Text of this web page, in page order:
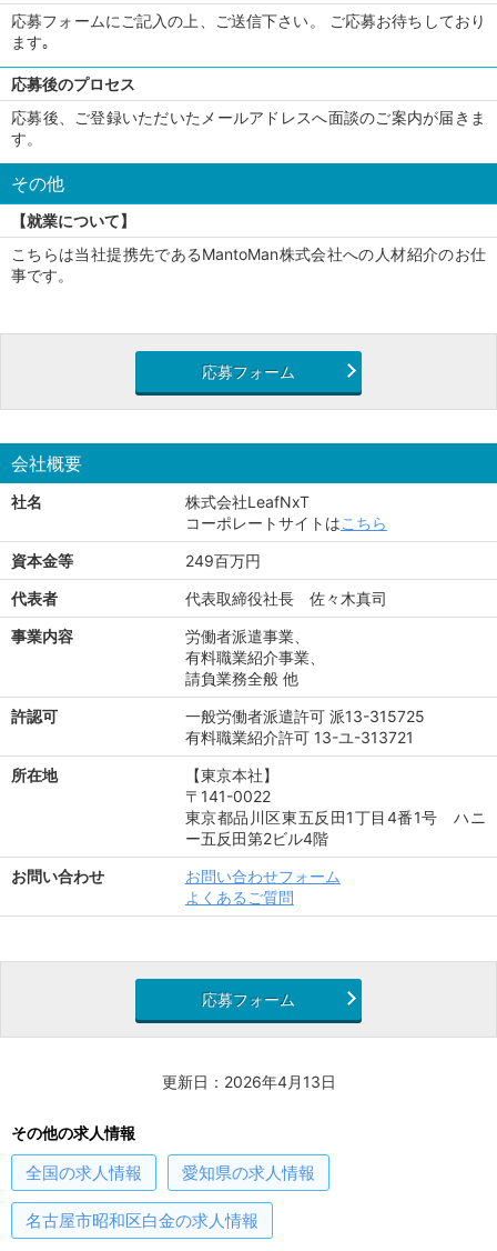
応募フォームにご記入の上、ご送信下さい。 ご応募お待ちしており
ます｡
応募後のプロセス
応募後、ご登録いただいたメールアドレスへ面談のご案内が届きま
す。
その他
【就業について】
こちらは当社提携先であるMantoMan株式会社への人材紹介のお仕
事です。
応募フォーム
会社概要
社名
株式会社LeafNxT
コーポレートサイトはこちら
資本金等
249百万円
代表者
代表取締役社長 佐々木真司
事業内容
労働者派遣事業、
有料職業紹介事業、
請負業務全般 他
許認可
一般労働者派遣許可 派13-315725
有料職業紹介許可 13-ユ-313721
所在地
【東京本社】
〒141-0022
東京都品川区東五反田1丁目4番1号 ハニ
ー五反田第2ビル4階
お問い合わせ
お問い合わせフォーム
よくあるご質問
応募フォーム
更新日：2026年4月13日
その他の求人情報
全国の求人情報 愛知県の求人情報
名古屋市昭和区白金の求人情報